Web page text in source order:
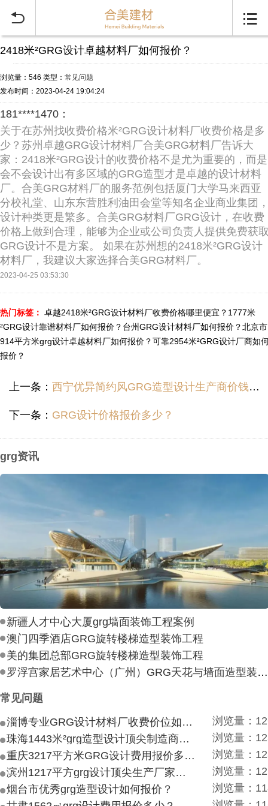
 
2418米²GRG设计卓越材料厂如何报价？
浏览量：546 类型： 常见问题
发布时间：2023-04-24 19:04:24
181****1470：
关于在苏州找收费价格米²GRG设计材料厂收费价格是多
少？苏州卓越GRG设计材料厂合美GRG材料厂告诉大
家：2418米²GRG设计的收费价格不是尤为重要的，而是
会不会设计出有多区域的GRG造型才是卓越的设计材料
厂。合美GRG材料厂的服务范例包括厦门大学马来西亚
分校礼堂、山东东营胜利油田会堂等知名企业商业集团
设计种类更是繁多。合美GRG材料厂GRG设计，在收费
价格上做到合理，能够为企业或公司负责人提供免费获
GRG设计不是方案。 如果在苏州想的2418米²GRG设计
材料厂，我建议大家选择合美GRG材料厂。
2023-04-25 03:53:30
热门标签： 卓越2418米²GRG设计材料厂收费价格哪里便宜？ 1777米
²GRG设计靠谱材料厂如何报价？ 台州GRG设计材料厂如何报价？北京市
914平方米grg设计卓越材料厂如何报价？可靠2954米²GRG设计厂商如
报价？
上一条： 西宁优异简约风GRG造型设计生产商价钱多少？
下一条： GRG设计价格报价多少？
grg资讯
新疆人才中心大厦grg墙面装饰工程案例
澳门四季酒店GRG旋转楼梯造型装饰工程
美的集团总部GRG旋转楼梯造型装饰工程
罗浮宫家居艺术中心（广州）GRG天花与墙面造型装饰工程
常见问题
淄博专业GRG设计材料厂收费价位如何？
浏览量：
珠海1443米²grg造型设计顶尖制造商付费付费多少？
浏览量：
重庆3217平方米GRG设计费用报价多少？
浏览量：
滨州1217平方grg设计顶尖生产厂家价目如何？
浏览量：
烟台市优秀grg造型设计如何报价？
浏览量：